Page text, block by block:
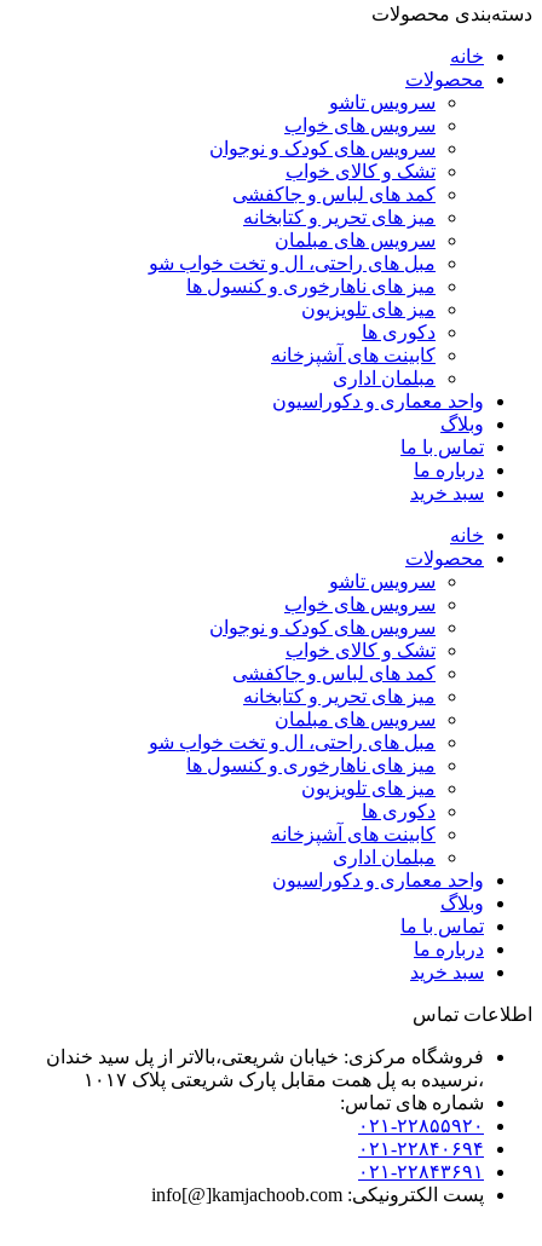
دسته‌بندی محصولات
خانه
محصولات
سرویس تاشو
سرویس های خواب
سرویس های کودک و نوجوان
تشک و کالای خواب
کمد های لباس و جاکفشی
میز های تحریر و کتابخانه
سرویس های مبلمان
مبل های راحتی، ال و تخت خواب شو
میز های ناهارخوری و کنسول ها
میز های تلویزیون
دکوری ها
کابینت های آشپزخانه
مبلمان اداری
واحد معماری و دکوراسیون
وبلاگ
تماس با ما
درباره ما
سبد خرید
خانه
محصولات
سرویس تاشو
سرویس های خواب
سرویس های کودک و نوجوان
تشک و کالای خواب
کمد های لباس و جاکفشی
میز های تحریر و کتابخانه
سرویس های مبلمان
مبل های راحتی، ال و تخت خواب شو
میز های ناهارخوری و کنسول ها
میز های تلویزیون
دکوری ها
کابینت های آشپزخانه
مبلمان اداری
واحد معماری و دکوراسیون
وبلاگ
تماس با ما
درباره ما
سبد خرید
اطلاعات تماس
فروشگاه مرکزی: خیابان شریعتی،بالاتر از پل سید خندان
،نرسیده به پل همت مقابل پارک شریعتی پلاک ۱۰۱۷
شماره های تماس:
۰۲۱-۲۲۸۵۵۹۲۰
۰۲۱-۲۲۸۴۰۶۹۴
۰۲۱-۲۲۸۴۳۶۹۱
پست الکترونیکی: info[@]kamjachoob.com